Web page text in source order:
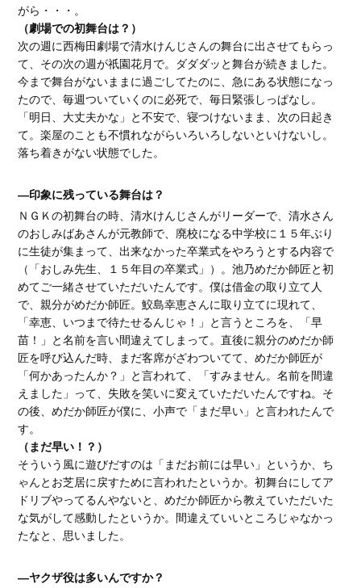
がら・・・。
（劇場での初舞台は？）
次の週に西梅田劇場で清水けんじさんの舞台に出させてもらっ
て、その次の週が祇園花月で。ダダダッと舞台が続きました。
今まで舞台がないままに過ごしてたのに、急にある状態になっ
たので、毎週ついていくのに必死で、毎日緊張しっぱなし。
「明日、大丈夫かな」と不安で、寝つけないまま、次の日起き
て。楽屋のことも不慣れながらいろいろしないといけないし。
落ち着きがない状態でした。
―印象に残っている舞台は？
ＮＧＫの初舞台の時、清水けんじさんがリーダーで、清水さん
のおしみばあさんが元教師で、廃校になる中学校に１５年ぶり
に生徒が集まって、出来なかった卒業式をやろうとする内容で
（「おしみ先生、１５年目の卒業式」）。池乃めだか師匠と初
めてご一緒させていただいたんです。僕は借金の取り立て人
で、親分がめだか師匠。鮫島幸恵さんに取り立てに現れて、
「幸恵、いつまで待たせるんじゃ！」と言うところを、「早
苗！」と名前を言い間違えてしまって。直後に親分のめだか師
匠を呼び込んだ時、まだ客席がざわついてて、めだか師匠が
「何かあったんか？」と言われて、「すみません。名前を間違
えました」って、失敗を笑いに変えていただいたんですね。そ
の後、めだか師匠が僕に、小声で「まだ早い」と言われたんで
す。
（まだ早い！？）
そういう風に遊びだすのは「まだお前には早い」というか、ち
ゃんとお芝居に戻すために言われたというか。初舞台にしてア
ドリブやってるんやないと、めだか師匠から教えていただいた
な気がして感動したというか。間違えていいところじゃなかっ
たなと、思いました。
―ヤクザ役は多いんですか？